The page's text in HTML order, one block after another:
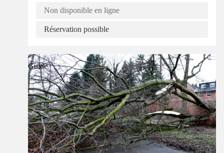
Non disponible en ligne
Réservation possible
Guide